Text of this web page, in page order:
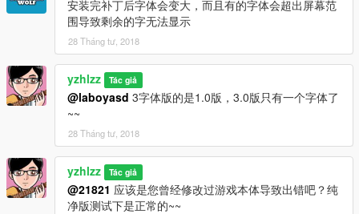
安装完补丁后字体会变大，而且有的字体会超出屏幕范
围导致剩余的字无法显示
28 Tháng tư, 2018
yzhlzz Tác giả
@laboyasd 3字体版的是1.0版，3.0版只有一个字体了
~~
28 Tháng tư, 2018
yzhlzz Tác giả
@21821 应该是您曾经修改过游戏本体导致出错吧？纯
净版测试下是正常的~~